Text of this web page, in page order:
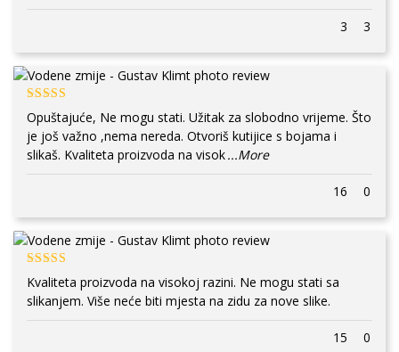
3 3
Opuštajuće, Ne mogu stati. Užitak za slobodno vrijeme. Što
je još važno ,nema nereda. Otvoriš kutijice s bojama i
slikaš. Kvaliteta proizvoda na visok...More
16 0
Kvaliteta proizvoda na visokoj razini. Ne mogu stati sa
slikanjem. Više neće biti mjesta na zidu za nove slike.
15 0